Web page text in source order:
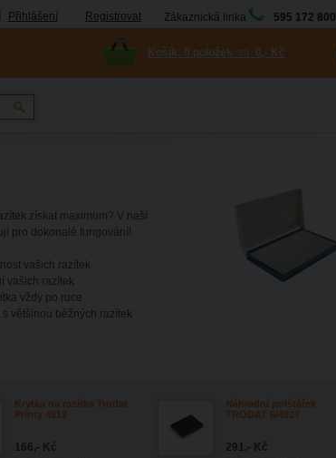
Přihlášení Registrovat Zákaznická linka 595 172 800
Košík: 0 položek za 0,- Kč
získat maximum? V naší
pro dokonalé fungování!
vašich razítek
vašich razítek
vždy po ruce
s většinou běžných razítek
Krytka na razítka Trodat
Printy 4912
166,- Kč
Náhradní polštářek
TRODAT 6/4927
291,- Kč